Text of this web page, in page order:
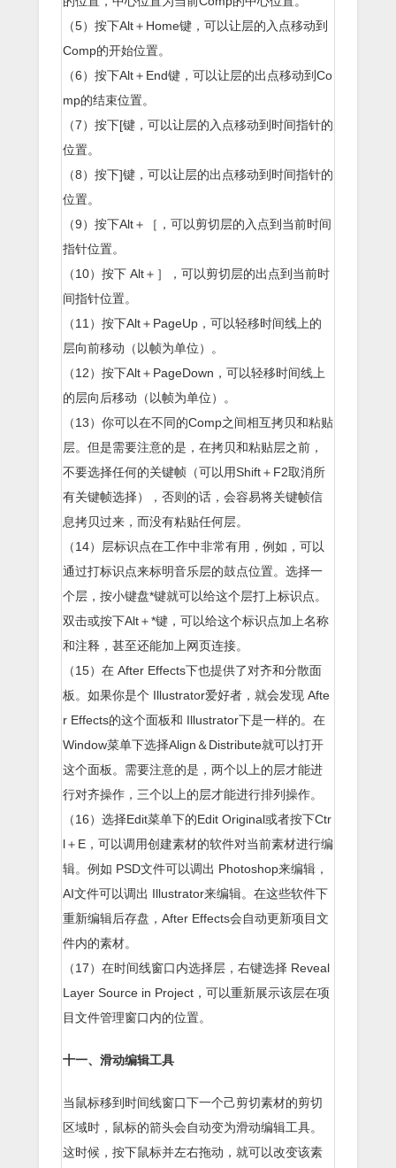
（5）按下Alt＋Home键，可以让层的入点移动到
Comp的开始位置。
（6）按下Alt＋End键，可以让层的出点移动到Co
mp的结束位置。
（7）按下[键，可以让层的入点移动到时间指针的
位置。
（8）按下]键，可以让层的出点移动到时间指针的
位置。
（9）按下Alt＋［，可以剪切层的入点到当前时间
指针位置。
（10）按下 Alt＋］，可以剪切层的出点到当前时
间指针位置。
（11）按下Alt＋PageUp，可以轻移时间线上的
层向前移动（以帧为单位）。
（12）按下Alt＋PageDown，可以轻移时间线上
的层向后移动（以帧为单位）。
（13）你可以在不同的Comp之间相互拷贝和粘贴
层。但是需要注意的是，在拷贝和粘贴层之前，
不要选择任何的关键帧（可以用Shift＋F2取消所
有关键帧选择），否则的话，会容易将关键帧信
息拷贝过来，而没有粘贴任何层。
（14）层标识点在工作中非常有用，例如，可以
通过打标识点来标明音乐层的鼓点位置。选择一
个层，按小键盘*键就可以给这个层打上标识点。
双击或按下Alt＋*键，可以给这个标识点加上名称
和注释，甚至还能加上网页连接。
（15）在 After Effects下也提供了对齐和分散面
板。如果你是个 Illustrator爱好者，就会发现 Afte
r Effects的这个面板和 Illustrator下是一样的。在
Window菜单下选择Align＆Distribute就可以打开
这个面板。需要注意的是，两个以上的层才能进
行对齐操作，三个以上的层才能进行排列操作。
（16）选择Edit菜单下的Edit Original或者按下Ctr
l＋E，可以调用创建素材的软件对当前素材进行编
辑。例如 PSD文件可以调出 Photoshop来编辑，
AI文件可以调出 Illustrator来编辑。在这些软件下
重新编辑后存盘，After Effects会自动更新项目文
件内的素材。
（17）在时间线窗口内选择层，右键选择 Reveal
Layer Source in Project，可以重新展示该层在项
目文件管理窗口内的位置。
十一、滑动编辑工具
当鼠标移到时间线窗口下一个己剪切素材的剪切
区域时，鼠标的箭头会自动变为滑动编辑工具。
这时候，按下鼠标并左右拖动，就可以改变该素